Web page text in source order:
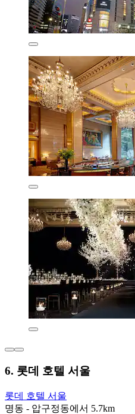
6. 롯데 호텔 서울
롯데 호텔 서울
명동 - 압구정동에서 5.7km